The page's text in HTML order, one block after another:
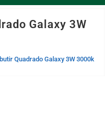
Galaxy 3W
Quadrado Galaxy 3W 3000k